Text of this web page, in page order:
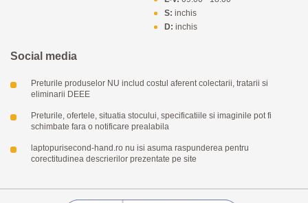
S: inchis
D: inchis
Social media
Preturile produselor NU includ costul aferent colectarii, tratarii si
eliminarii DEEE
Preturile, ofertele, situatia stocului, specificatiile si imaginile pot fi
schimbate fara o notificare prealabila
laptopurisecond-hand.ro nu isi asuma raspunderea pentru
corectitudinea descrierilor prezentate pe site